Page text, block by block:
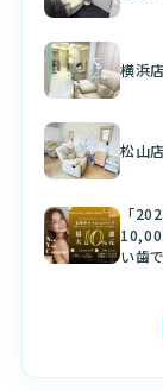
横浜
松山
「
い歯で